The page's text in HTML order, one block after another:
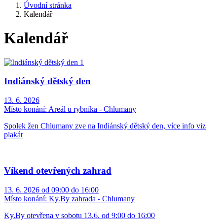
Úvodní stránka
Kalendář
Kalendář
Indiánský dětský den
13. 6. 2026
Místo konání: Areál u rybníka - Chlumany
Spolek žen Chlumany zve na Indiánský dětský den, více info viz
plakát
Víkend otevřených zahrad
13. 6. 2026 od 09:00 do 16:00
Místo konání: Ky.By zahrada - Chlumany
Ky.By otevřena v sobotu 13.6. od 9:00 do 16:00